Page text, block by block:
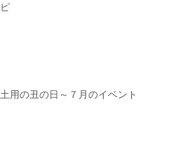
ピ
土用の丑の日～７月のイベント